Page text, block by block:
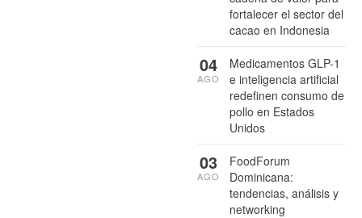
fortalecer el sector del
cacao en Indonesia
Medicamentos GLP-1
e inteligencia artificial
redefinen consumo de
pollo en Estados
Unidos
04
AGO
FoodForum
Dominicana:
tendencias, análisis y
networking
03
AGO